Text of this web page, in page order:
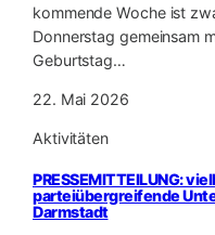
kommende Woche ist
Donnerstag gemeinsam
Geburtstag…
22. Mai 2026
Aktivitäten
PRESSEMITTEILUNG:
parteiübergreifende
Darmstadt